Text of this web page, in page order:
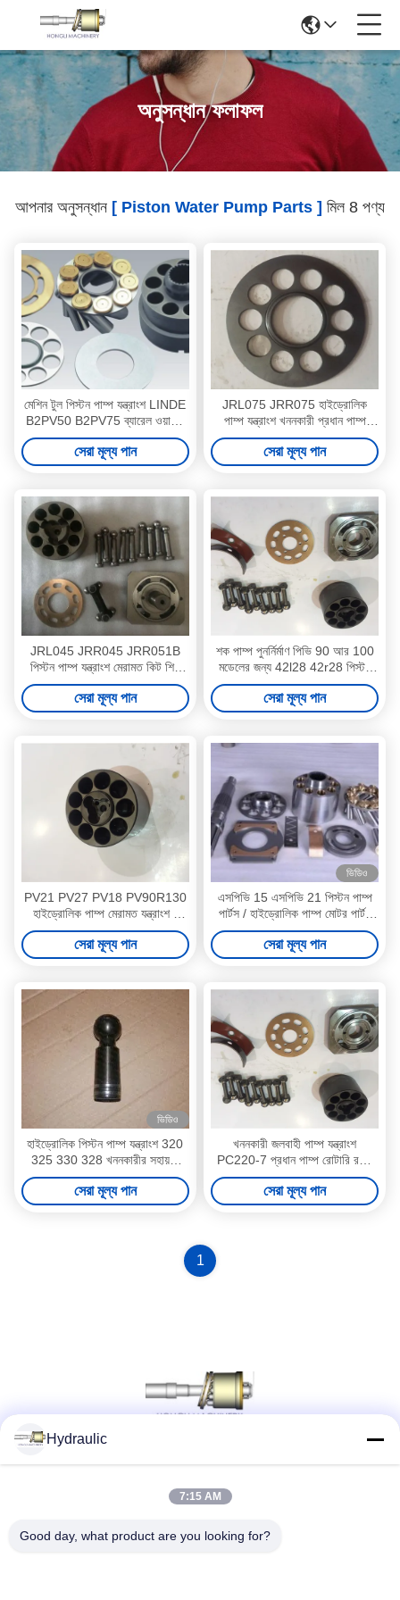
অনুসন্ধান ফলাফল
আপনার অনুসন্ধান [ Piston Water Pump Parts ] মিল 8 পণ্য
মেশিন টুল পিস্টন পাম্প যন্ত্রাংশ LINDE
B2PV50 B2PV75 ব্যারেল ওয়াশার
অন্তর্ভুক্ত
সেরা মূল্য পান
JRL075 JRR075 হাইড্রোলিক
পাম্প যন্ত্রাংশ খননকারী প্রধান পাম্প
মোটর মেরামত
সেরা মূল্য পান
JRL045 JRR045 JRR051B
পিস্টন পাম্প যন্ত্রাংশ মেরামত কিট শিপ
জলবাহী সিস্টেম সমর্থন
সেরা মূল্য পান
শক পাম্প পুনর্নির্মাণ পিভি 90 আর 100
মডেলের জন্য 42l28 42r28 পিস্টন
জল পাম্প যন্ত্রাংশ
সেরা মূল্য পান
PV21 PV27 PV18 PV90R130
হাইড্রোলিক পাম্প মেরামত যন্ত্রাংশ /
জলবাহী গিয়ার পাম্প যন্ত্রাংশ
সেরা মূল্য পান
ভিডিও
এসপিভি 15 এসপিভি 21 পিস্টন পাম্প
পার্টস / হাইড্রোলিক পাম্প মোটর পার্টস
সান্দ্রস্ট্র্যান্ড সিরিজ 23 24 25
সেরা মূল্য পান
ভিডিও
হাইড্রোলিক পিস্টন পাম্প যন্ত্রাংশ 320
325 330 328 খননকারীর সহায়তা
EX200 সিরিজ
সেরা মূল্য পান
খননকারী জলবাহী পাম্প যন্ত্রাংশ
PC220-7 প্রধান পাম্প রোটারি রটার
গ্রুপ সমর্থন
সেরা মূল্য পান
1
Hydraulic
7:15 AM
Good day, what product are you looking for?